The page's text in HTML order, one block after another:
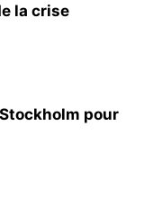
la crise
pour